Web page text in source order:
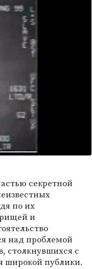
секретной
по их
и
над проблемой
столкнувшихся с
широкой публики.